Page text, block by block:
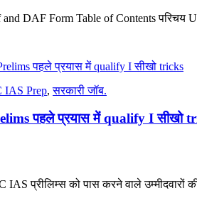
DAF Form Table of Contents परिचय
IAS Prep,सरकारी जॉब.
पहले प्रयास में qualify I सीखो
प्रीलिम्स को पास करने वाले उम्मीदवारों